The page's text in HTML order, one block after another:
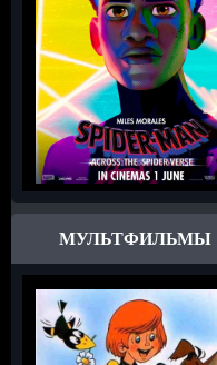
МУЛЬТФИЛЬМЫ